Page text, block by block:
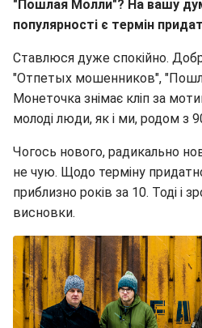
"Пошлая Молли"? На вашу
популярності є термін
Ставлюся дуже спокійно.
"Отпетых мошенников",
Монеточка знімає кліп за
молоді люди, як і ми, родом з
Чогось нового, радикально
не чую. Щодо терміну
приблизно років за 10. Тоді і
висновки.